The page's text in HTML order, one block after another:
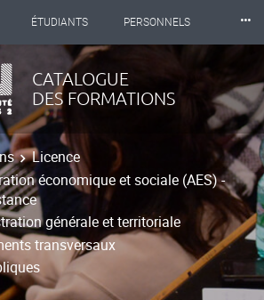
ÉTUDIANTS PERSONNELS
PROFESSIONNELS
2
⸱⸱⸱
CATALOGUE
DES FORMATIONS
Licence
économique et sociale (AES) -
générale et territoriale
transversaux